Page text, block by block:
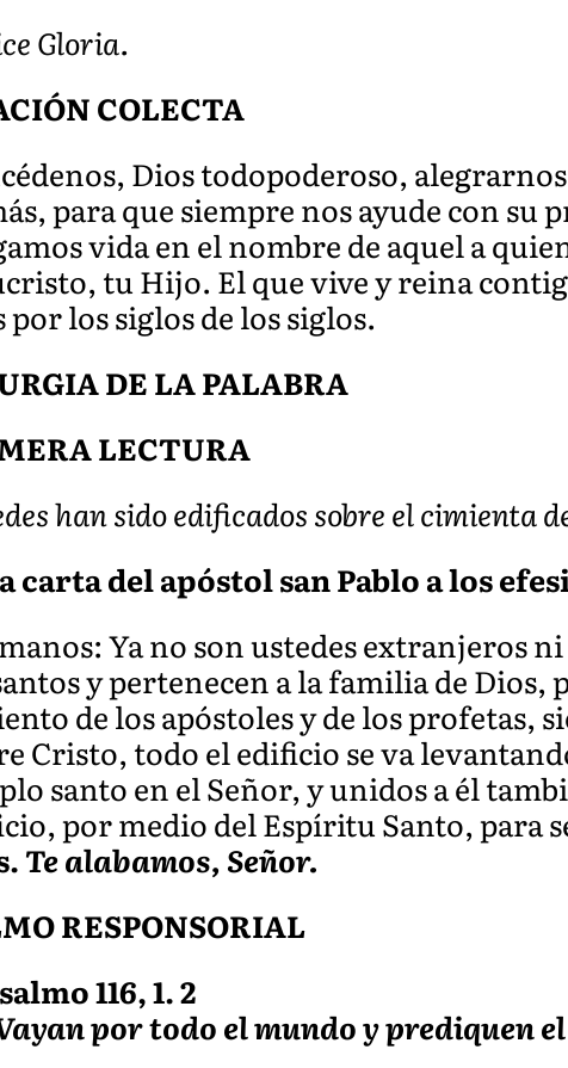
Gloria.
COLECTA
Dios todopoderoso,
para que siempre nos ayude con su
vida en el nombre de aquel a
tu Hijo. El que vive y reina
por los siglos de los siglos.
DE LA PALABRA
LECTURA
han sido edificados sobre el cimienta
carta del apóstol san Pablo a los
Ya no son ustedes extranjeros
y pertenecen a la familia de Dios,
de los apóstoles y de los profetas,
Cristo, todo el edificio se va
santo en el Señor, y unidos a él
por medio del Espíritu Santo, para
Te alabamos, Señor.
RESPONSORIAL
116, 1. 2
por todo el mundo y prediquen